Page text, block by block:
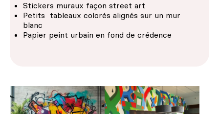
Stickers muraux façon street art
Petits tableaux colorés alignés sur un mur
blanc
Papier peint urbain en fond de crédence